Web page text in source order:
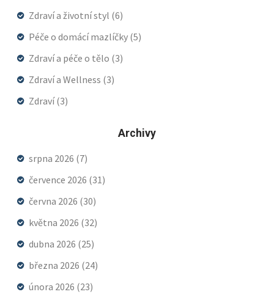
Zdraví a životní styl (6)
Péče o domácí mazlíčky (5)
Zdraví a péče o tělo (3)
Zdraví a Wellness (3)
Zdraví(3)
Archivy
srpna 2026 (7)
července 2026 (31)
června 2026 (30)
května 2026 (32)
dubna 2026 (25)
března 2026 (24)
února 2026 (23)